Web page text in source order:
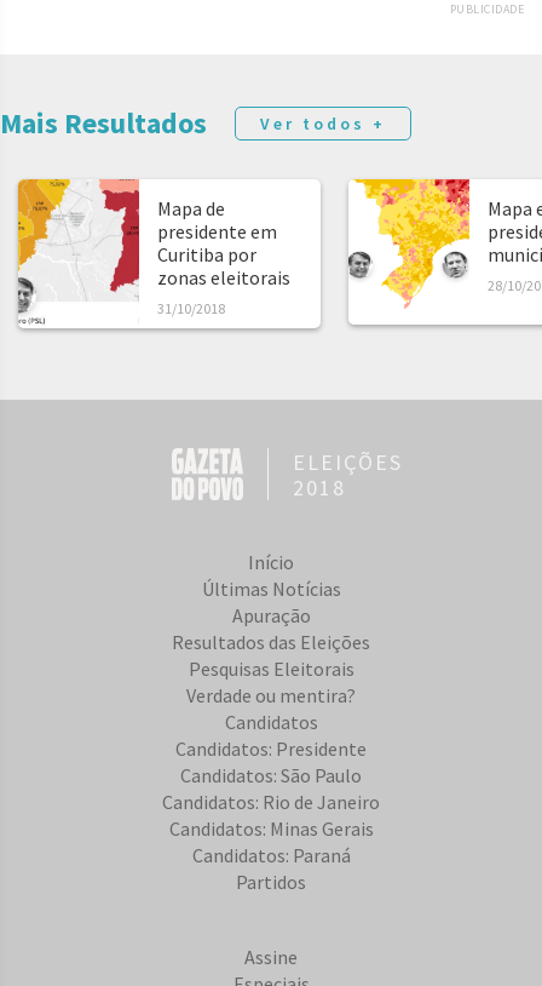
PUBLICIDADE
Mais Resultados Ver todos +
Mapa de
presidente em
Curitiba por
zonas eleitorais
31/10/2018
Mapa
28/10/
ELEIÇÕES
2018
Início
Últimas Notícias
Apuração
Resultados das Eleições
Pesquisas Eleitorais
Verdade ou mentira?
Candidatos
Candidatos: Presidente
Candidatos: São Paulo
Candidatos: Rio de Janeiro
Candidatos: Minas Gerais
Candidatos: Paraná
Partidos
Assine